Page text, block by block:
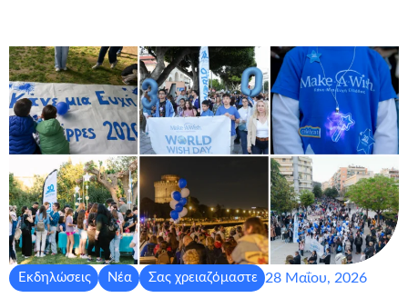
Εκδηλώσεις Νέα Σας χρειαζόμαστε 28 Μαΐου, 2026